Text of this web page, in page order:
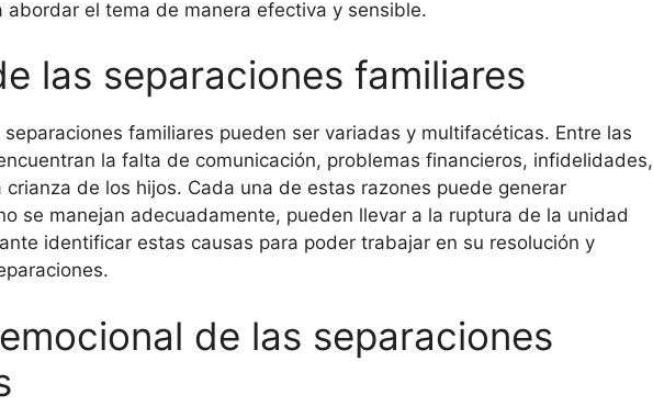
abordar el tema de manera efectiva y sensible.
las separaciones familiares
familiares pueden ser variadas y multifacéticas. Entre las
la falta de comunicación, problemas financieros, infidelidades,
de los hijos. Cada una de estas razones puede generar
se manejan adecuadamente, pueden llevar a la ruptura de la unidad
identificar estas causas para poder trabajar en su resolución y
de las separaciones